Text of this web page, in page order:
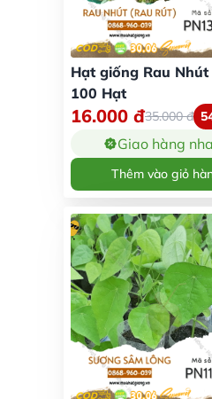
Hạt giống Rau Nhút
100 Hạt
16.000 đ35.000đ
Giao hàng
Thêm vào giỏ